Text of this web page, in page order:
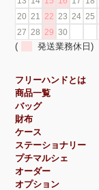
20 21 22 23 24 25
27
28 29 30
( 発送業務休日)
フリーハンドとは
商品一覧
バッグ
財布
ケース
ステーショナリー
プチマルシェ
オーダー
オプション